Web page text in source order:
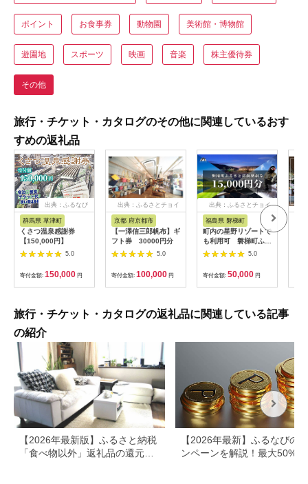
ポイント お食事券 動物園 美術館・博物館
遊園地 スポーツ 映画 音楽 株主優待券
その他
旅行・チケット・カタログのその他に関連しているおす
すめの返礼品
出典：ふるなび
群馬県 草津町
くさつ温泉感謝券
【150,000円】
5.0
寄付金額: 150,000 円
出典：ふるさとチョイ
京都 府京都市
【一澤信三郎帆布】ギ
フト券 30000円分
5.0
寄付金額: 100,000 円
出典：ふるさとチョイ
福島県 磐梯町
町内の星野リゾートで
も利用可 磐梯町ふる
さと応援感謝券
（15,000円分）
5.0
寄付金額: 50,000 円
旅行・チケット・カタログの返礼品に関連している記事
の紹介
【2026年最新版】ふるさと納税
「食べ物以外」返礼品の還元率
【2026年最新】ふるなびの
ンペーンを解説！最大50%還